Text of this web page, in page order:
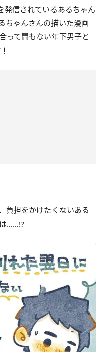
信されているあるちゃん
ちゃんさんの描いた漫画
って間もない年下男子と
負担をかけたくないある
……!?